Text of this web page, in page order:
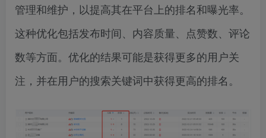
管理和维护，以提高其在平台上的排名和曝光率。
这种优化包括发布时间、内容质量、点赞数、评论
数等方面。优化的结果可能是获得更多的用户关
注，并在用户的搜索关键词中获得更高的排名。